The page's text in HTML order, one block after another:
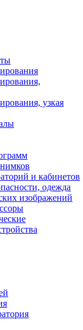
узкая
и кабинетов
одежда
изображений